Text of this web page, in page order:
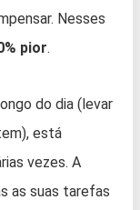
Nesses
pior.
do dia (levar
está
vezes. A
as suas tarefas